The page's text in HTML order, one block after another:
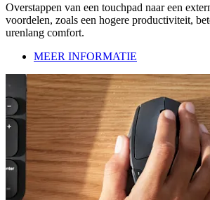
Overstappen van een touchpad naar een
voordelen, zoals een hogere productiviteit,
urenlang comfort.
MEER INFORMATIE